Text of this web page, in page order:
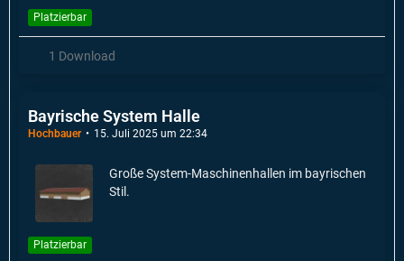
Platzierbar
1 Download
Bayrische System Halle
Hochbauer 15. Juli 2025 um 22:34
Große System-Maschinenhallen im bayrischen
Stil.
Platzierbar